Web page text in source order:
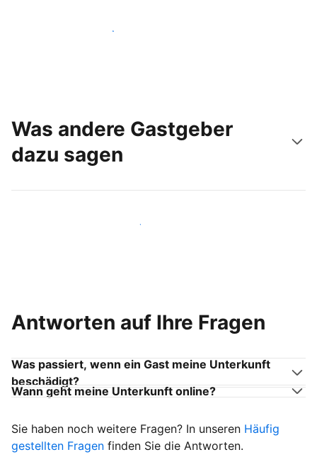
Noch heute neue Gäste erreichen
Was andere Gastgeber
dazu sagen
Schließen Sie sich Gastgebern wie Ihnen an
Antworten auf Ihre Fragen
Was passiert, wenn ein Gast meine Unterkunft
beschädigt?
Wann geht meine Unterkunft online?
Sie haben noch weitere Fragen? In unseren Häufig
gestellten Fragen finden Sie die Antworten.